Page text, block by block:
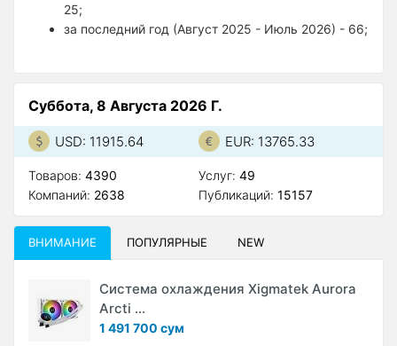
25;
за последний год (Август 2025 - Июль 2026) - 66;
Суббота, 8 Августа 2026 Г.
USD: 11915.64 EUR: 13765.33
Товаров: 4390
Компаний: 2638
Услуг: 49
Публикаций: 15157
ВНИМАНИЕ ПОПУЛЯРНЫЕ NEW
Система охлаждения Xigmatek Aurora
Arcti ...
1 491 700 сум